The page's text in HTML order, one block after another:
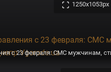
1250x1053px